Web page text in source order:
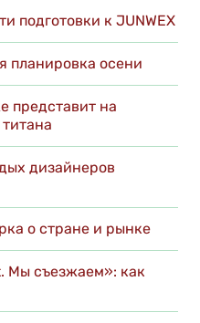
подготовки к JUNWEX
планировка осени
представит на
дизайнеров
о стране и рынке
Мы съезжаем»: как